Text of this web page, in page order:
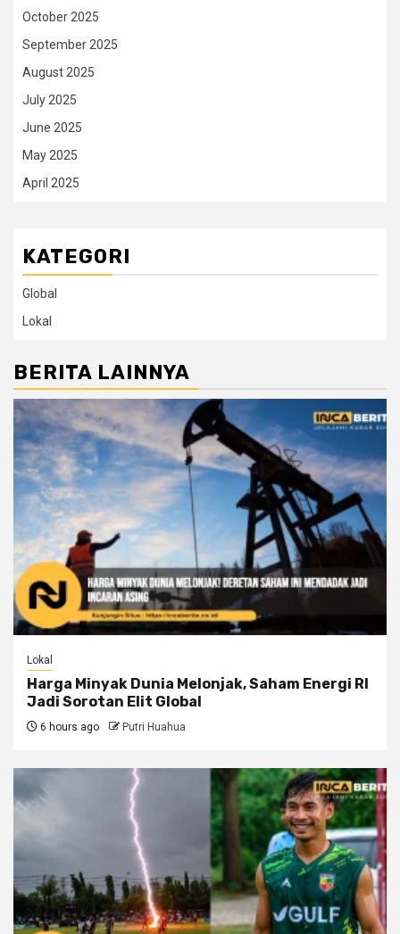
October 2025
September 2025
August 2025
July 2025
June 2025
May 2025
April 2025
KATEGORI
Global
Lokal
BERITA LAINNYA
Lokal
Harga Minyak Dunia Melonjak, Saham Energi RI
Jadi Sorotan Elit Global
6 hours ago Putri Huahua